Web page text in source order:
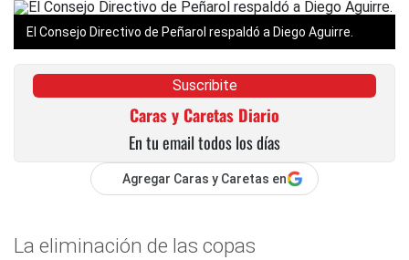
El Consejo Directivo de Peñarol respaldó a Diego Aguirre.
Suscribite
Caras y Caretas Diario
En tu email todos los días
Agregar Caras y Caretas en
La eliminación de las copas